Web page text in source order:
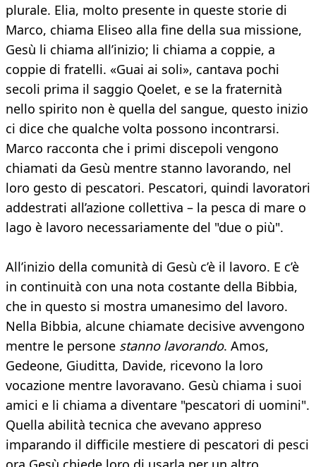
plurale. Elia, molto presente in queste storie di
Marco, chiama Eliseo alla fine della sua missione,
Gesù li chiama all’inizio; li chiama a coppie, a
coppie di fratelli. «Guai ai soli», cantava pochi
secoli prima il saggio Qoelet, e se la fraternità
nello spirito non è quella del sangue, questo inizio
ci dice che qualche volta possono incontrarsi.
Marco racconta che i primi discepoli vengono
chiamati da Gesù mentre stanno lavorando, nel
loro gesto di pescatori. Pescatori, quindi lavoratori
addestrati all’azione collettiva – la pesca di mare o
lago è lavoro necessariamente del "due o più".
All’inizio della comunità di Gesù c’è il lavoro. E c’è
in continuità con una nota costante della Bibbia,
che in questo si mostra umanesimo del lavoro.
Nella Bibbia, alcune chiamate decisive avvengono
mentre le persone stanno lavorando. Amos,
Gedeone, Giuditta, Davide, ricevono la loro
vocazione mentre lavoravano. Gesù chiama i suoi
amici e li chiama a diventare "pescatori di uomini".
Quella abilità tecnica che avevano appreso
imparando il difficile mestiere di pescatori di pesci